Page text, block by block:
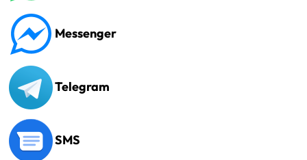
Messenger
Telegram
SMS